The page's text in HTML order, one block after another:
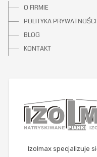
O FIRMIE
POLITYKA PRYWATNOŚCI
BLOG
KONTAKT
Izolmax specjalizuje